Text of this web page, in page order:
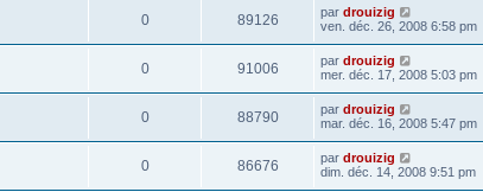
0 89126 par drouizig
ven. déc. 26, 2008 6:58 pm
0 91006 par drouizig
mer. déc. 17, 2008 5:03 pm
0 88790 par drouizig
mar. déc. 16, 2008 5:47 pm
0 86676 par drouizig
dim. déc. 14, 2008 9:51 pm